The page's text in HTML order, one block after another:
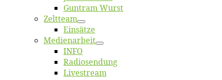
Gun­tram Wurst
Zelt­team
Ein­sät­ze
Me­di­en­ar­beit
INFO
Ra­dio­sen­dung
Live­stream